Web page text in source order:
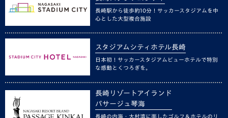
長崎駅から徒歩約10分！サッカースタジアムを中
心とした大型複合施設
スタジアムシティホテル長崎
日本初！サッカースタジアムビューホテルで特別
な感動とくつろぎを。
長崎リゾートアイランド
パサージュ琴海
長崎の内海・大村湾に面したゴルフ＆ホテルのリ